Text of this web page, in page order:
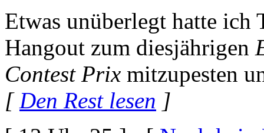
Etwas unüberlegt hatte ich
Hangout zum diesjährigen
Contest Prix mitzupesten
[Den Rest lesen ]